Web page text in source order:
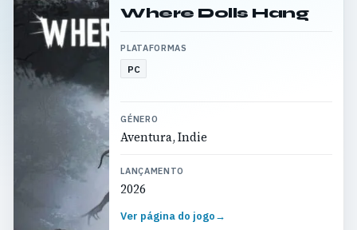
Where Dolls Hang
PLATAFORMAS
PC
GÉNERO
Aventura, Indie
LANÇAMENTO
2026
Ver página do jogo→